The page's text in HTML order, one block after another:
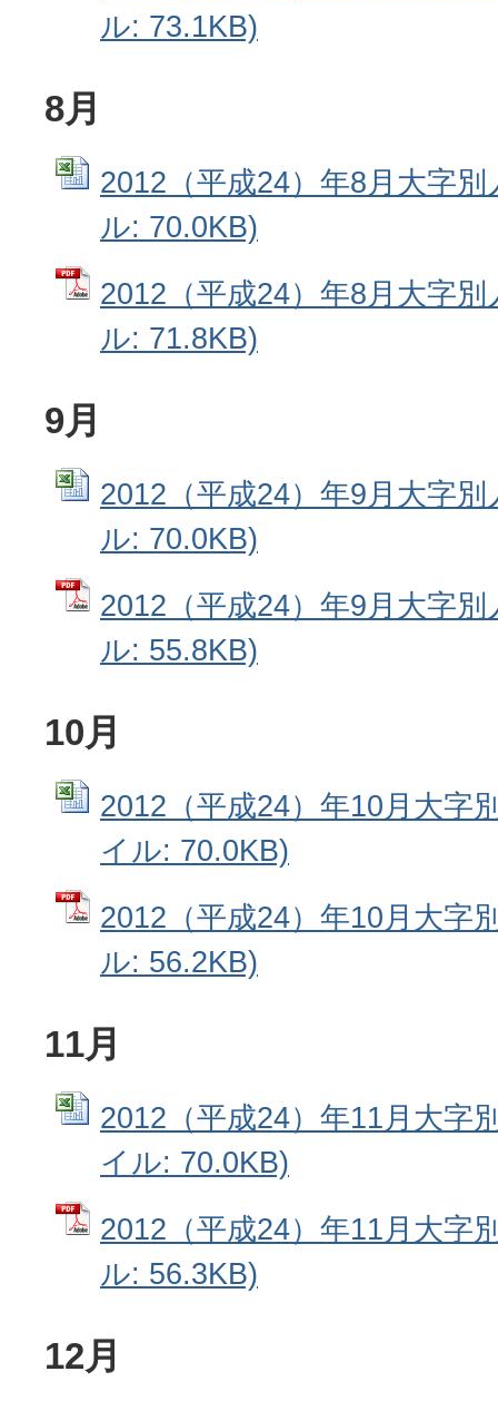
ル: 73.1KB)
8月
2012（平成24）年8月大字
ル: 70.0KB)
2012（平成24）年8月大字
ル: 71.8KB)
9月
2012（平成24）年9月大字
ル: 70.0KB)
2012（平成24）年9月大字
ル: 55.8KB)
10月
2012（平成24）年10月大字
イル: 70.0KB)
2012（平成24）年10月大字
ル: 56.2KB)
11月
2012（平成24）年11月大字
イル: 70.0KB)
2012（平成24）年11月大字
ル: 56.3KB)
12月